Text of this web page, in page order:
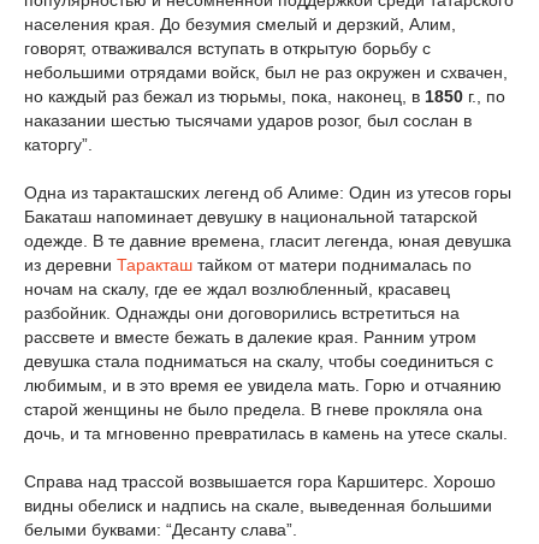
населения края. До безумия смелый и дерзкий, Алим,
говорят, отваживался вступать в открытую борьбу с
небольшими отрядами войск, был не раз окружен и схвачен,
но каждый раз бежал из тюрьмы, пока, наконец, в 1850 г., по
наказании шестью тысячами ударов розог, был сослан в
каторгу”.
Одна из таракташских легенд об Алиме: Один из утесов горы
Бакаташ напоминает девушку в национальной татарской
одежде. В те давние времена, гласит легенда, юная девушка
из деревни Таракташ тайком от матери поднималась по
ночам на скалу, где ее ждал возлюбленный, красавец
разбойник. Однажды они договорились встретиться на
рассвете и вместе бежать в далекие края. Ранним утром
девушка стала подниматься на скалу, чтобы соединиться с
любимым, и в это время ее увидела мать. Горю и отчаянию
старой женщины не было предела. В гневе прокляла она
дочь, и та мгновенно превратилась в камень на утесе скалы.
Справа над трассой возвышается гора Каршитерс. Хорошо
видны обелиск и надпись на скале, выведенная большими
белыми буквами: “Десанту слава”.